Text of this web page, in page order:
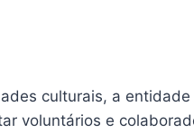
culturais, a
voluntários e